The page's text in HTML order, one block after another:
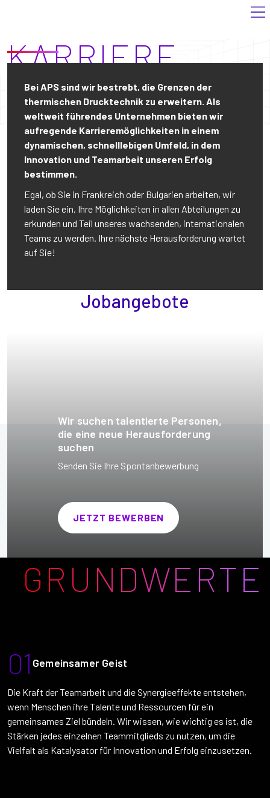
KARRIERE
Bei APS sind wir bestrebt, die Grenzen der
thermischen Drucktechnik zu erweitern. Als
weltweit führendes Unternehmen bieten wir
aufregende Karrieremöglichkeiten in einem
dynamischen, schnelllebigen Umfeld, in dem
Innovation und Teamarbeit unseren Erfolg
bestimmen.
Egal, ob Sie in Frankreich oder Bulgarien arbeiten, wir
laden Sie ein, Ihre Möglichkeiten in allen Abteilungen zu
erkunden und Teil unseres wachsenden, internationalen
Teams zu werden. Ihre nächste Herausforderung wartet
auf Sie!
Jobangebote
Wir suchen talentierte Personen,
die eine neue Herausforderung
suchen
Senden Sie Ihre Spontanbewerbung
JETZT BEWERBEN
01 Gemeinsamer Geist
Die Kraft der Teamarbeit und die Synergieeffekte entstehen,
wenn Menschen ihre Talente und Ressourcen für ein
gemeinsames Ziel bündeln. Wir wissen, wie wichtig es ist, die
Stärken jedes einzelnen Teammitglieds zu nutzen, um die
Vielfalt als Katalysator für Innovation und Erfolg einzusetzen.
GRUNDWERTE